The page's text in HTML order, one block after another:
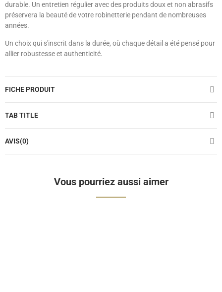
durable. Un entretien régulier avec des produits doux et non abrasifs
préservera la beauté de votre robinetterie pendant de nombreuses
années.
Un choix qui s'inscrit dans la durée, où chaque détail a été pensé pour
allier robustesse et authenticité.
FICHE PRODUIT
TAB TITLE
AVIS(0)
Vous pourriez aussi aimer